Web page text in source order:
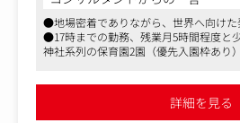
■包括的なブランディング戦略の立
境内全体、祭事、および諸施設含
■ステークホルダーとの対話・広報
プレスリリースの発信を行いつつ、
●地場密着でありながら、世界へ向け
●17時までの勤務、残業月5時間程度と
神社系列の保育園2園（優先入園枠あり）
詳細を見る